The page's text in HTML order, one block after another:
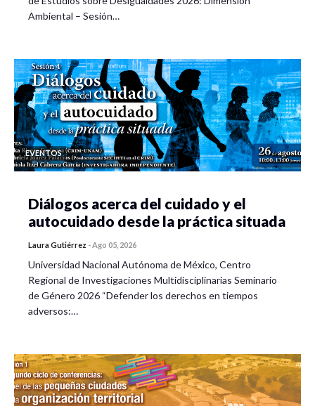
Ambiental – Sesión…
EVENTOS
Diálogos acerca del cuidado y el
autocuidado desde la práctica situada
Laura Gutiérrez -Ago 05, 2026
Universidad Nacional Autónoma de México, Centro
Regional de Investigaciones Multidisciplinarias Seminario
de Género 2026 “Defender los derechos en tiempos
adversos:…